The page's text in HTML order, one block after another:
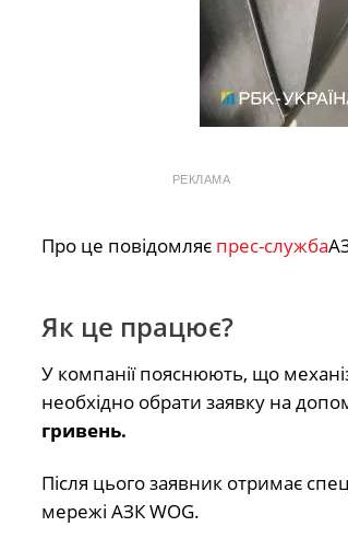
РЕКЛАМА
Про це повідомляє прес-служба
Як це працює?
У компанії пояснюють, що
необхідно обрати заявку на
гривень.
Після цього заявник отримає
мережі АЗК WOG.